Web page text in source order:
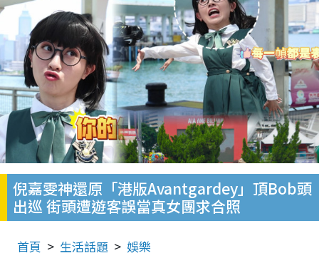
倪嘉雯神還原「港版Avantgardey」頂Bob頭
出巡 街頭遭遊客誤當真女團求合照
首頁 生活話題 娛樂